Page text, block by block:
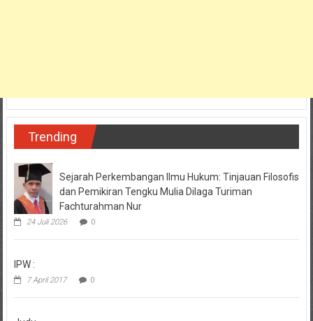
Trending
Sejarah Perkembangan Ilmu Hukum: Tinjauan Filosofis
dan Pemikiran Tengku Mulia Dilaga Turiman
Fachturahman Nur
24 Juli 2026 0
IPW :
7 April 2017 0